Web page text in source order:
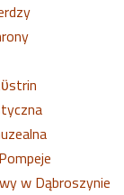
w Dąbroszynie